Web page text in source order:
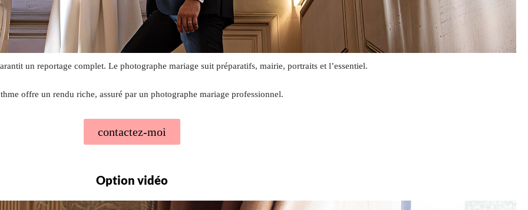
un reportage complet. Le photographe mariage suit préparatifs, mairie, portraits et l’essentiel.
offre un rendu riche, assuré par un photographe mariage professionnel.
contactez-moi
Option vidéo